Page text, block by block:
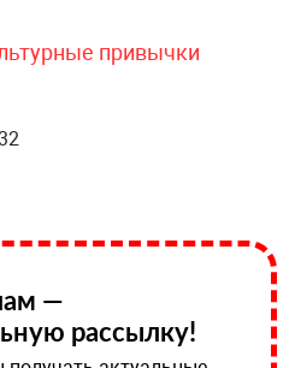
привычки
—
рассылку!